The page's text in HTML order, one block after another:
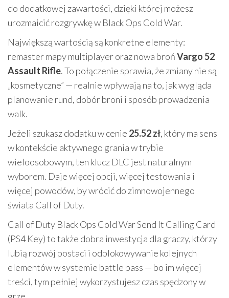
do dodatkowej zawartości, dzięki której możesz
urozmaicić rozgrywkę w Black Ops Cold War.
Największą wartością są konkretne elementy:
remaster mapy multiplayer oraz nowa brońVargo 52
Assault Rifle. To połączenie sprawia, że zmiany nie są
„kosmetyczne” — realnie wpływają na to, jak wygląda
planowanie rund, dobór broni i sposób prowadzenia
walk.
Jeżeli szukasz dodatku w cenie 25.52 zł, który ma sens
w kontekście aktywnego grania w trybie
wieloosobowym, ten klucz DLC jest naturalnym
wyborem. Daje więcej opcji, więcej testowania i
więcej powodów, by wrócić do zimnowojennego
świata Call of Duty.
Call of Duty Black Ops Cold War Send It Calling Card
(PS4 Key) to także dobra inwestycja dla graczy, którzy
lubią rozwój postaci i odblokowywanie kolejnych
elementów w systemie battle pass — bo im więcej
treści, tym pełniej wykorzystujesz czas spędzony w